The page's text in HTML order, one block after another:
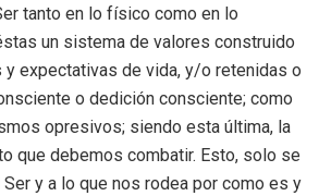
tanto en lo físico como en lo
un sistema de valores construido
expectativas de vida, y/o retenidas o
o dedición consciente; como
opresivos; siendo esta última, la
que debemos combatir. Esto, solo se
y a lo que nos rodea por como es y